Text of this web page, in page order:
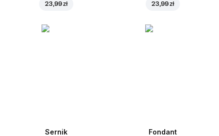
23,99 zł 23,99 zł
Sernik Fondant